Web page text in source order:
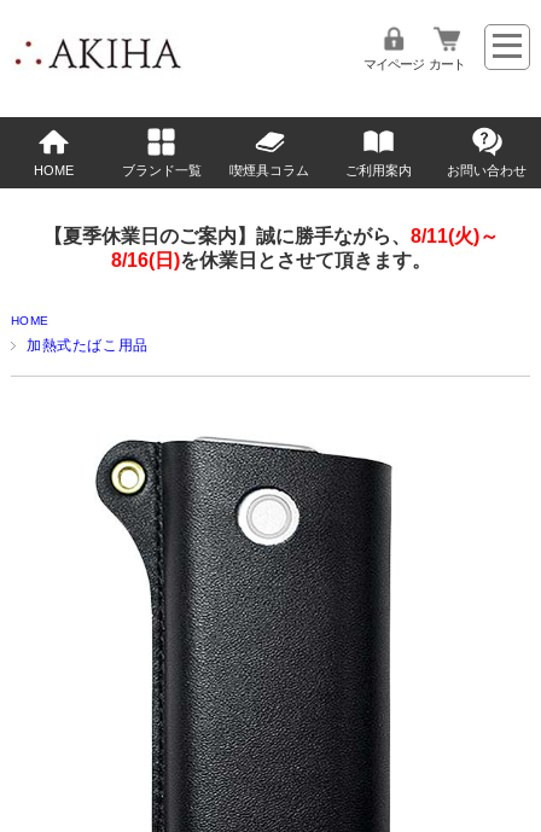
マイページ カート
HOME ブランド一覧 喫煙具コラム ご利用案内 お問い合わせ
【夏季休業日のご案内】誠に勝手ながら、 8/11(火)～
8/16(日)を休業日とさせて頂きます。
HOME
加熱式たばこ用品